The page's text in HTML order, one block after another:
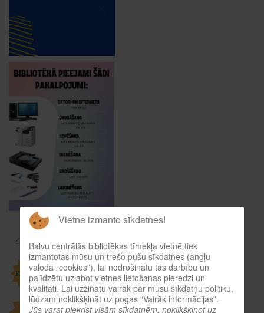
Vietne izmanto sīkdatnes!
Balvu centrālās bibliotēkas tīmekļa vietnē tiek
izmantotas mūsu un trešo pušu sīkdatnes (angļu
valodā „cookies”), lai nodrošinātu tās darbību un
palīdzētu uzlabot vietnes lietošanas pieredzi un
kvalitāti. Lai uzzinātu vairāk par mūsu sīkdatņu politiku,
lūdzam noklikšķināt uz pogas “Vairāk informācijas”.
Jūs varat piekrist visām sīkdatnēm, noklikšķinot uz